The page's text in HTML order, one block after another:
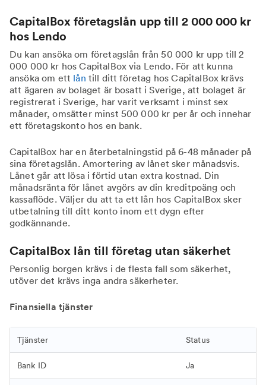
CapitalBox företagslån upp till 2 000 000 kr
hos Lendo
Du kan ansöka om företagslån från 50 000 kr upp till 2
000 000 kr hos CapitalBox via Lendo. För att kunna
ansöka om ett lån till ditt företag hos CapitalBox krävs
att ägaren av bolaget är bosatt i Sverige, att bolaget är
registrerat i Sverige, har varit verksamt i minst sex
månader, omsätter minst 500 000 kr per år och innehar
ett företagskonto hos en bank.
CapitalBox har en återbetalningstid på 6-48 månader på
sina företagslån. Amortering av lånet sker månadsvis.
Lånet går att lösa i förtid utan extra kostnad. Din
månadsränta för lånet avgörs av din kreditpoäng och
kassaflöde. Väljer du att ta ett lån hos CapitalBox sker
utbetalning till ditt konto inom ett dygn efter
godkännande.
CapitalBox lån till företag utan säkerhet
Personlig borgen krävs i de flesta fall som säkerhet,
utöver det krävs inga andra säkerheter.
Finansiella tjänster
Tjänster Status
Bank ID Ja